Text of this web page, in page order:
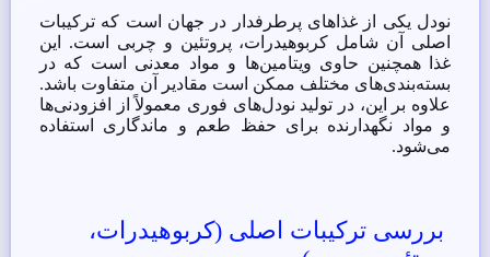
نودل یکی از غذاهای پرطرفدار در جهان است که ترکیبات
اصلی آن شامل کربوهیدرات، پروتئین و چربی است. این
غذا همچنین حاوی ویتامین‌ها و مواد معدنی است که در
بسته‌بندی‌های مختلف ممکن است مقادیر آن متفاوت باشد.
علاوه بر این، در تولید نودل‌های فوری معمولاً از افزودنی‌ها
و مواد نگهدارنده برای حفظ طعم و ماندگاری استفاده
می‌شود.
بررسی ترکیبات اصلی (کربوهیدرات،